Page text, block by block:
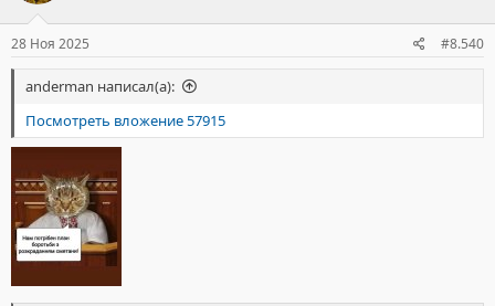
:
28 Ноя 2025 #8.540
anderman написал(а):
Посмотреть вложение 57915